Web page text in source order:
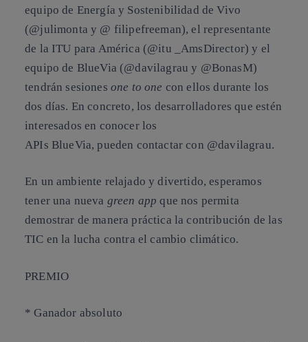
equipo de Energía y Sostenibilidad de Vivo
(@julimonta y @ filipefreeman), el representante
de la ITU para América (@itu _AmsDirector) y el
equipo de BlueVia (@davilagrau y @BonasM)
tendránsesiones one to one con ellos durante los
dos días. En concreto, los desarrolladores que estén
interesados en conocer los
APIs BlueVia, pueden contactar con @davilagrau.
En un ambiente relajado y divertido, esperamos
tener una nueva green app que nos permita
demostrar de manera práctica la contribución de las
TIC en la lucha contra el cambio climático.
PREMIO
* Ganador absoluto